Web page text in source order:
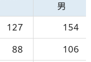
男
127 154
88 106